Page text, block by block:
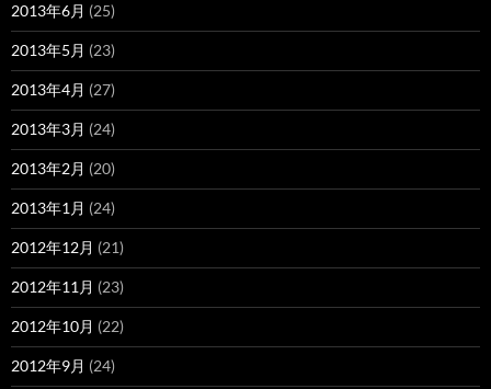
2013年6月 (25)
2013年5月 (23)
2013年4月 (27)
2013年3月 (24)
2013年2月 (20)
2013年1月 (24)
2012年12月 (21)
2012年11月 (23)
2012年10月 (22)
2012年9月 (24)